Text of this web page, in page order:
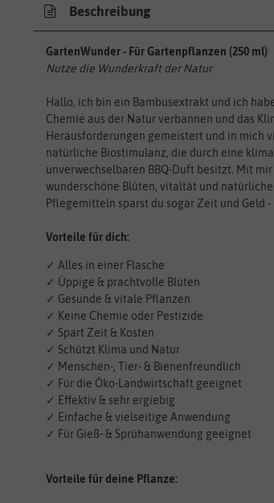
Beschreibung
GartenWunder - Für Gartenpflanzen (250 ml)
Nutze die Wunderkraft der Natur
Hallo, ich bin ein Bambusextrakt und ich
Chemie aus der Natur verbannen und das
Herausforderungen gemeistert und in mich
natürliche Biostimulanz, die durch eine
unverwechselbaren BBQ-Duft besitzt. Mit
wunderschöne Blüten, vitaltät und
Pflegemitteln sparst du sogar Zeit und Geld
Vorteile für dich:
✓ Alles in einer Flasche
✓ Üppige & prachtvolle Blüten
✓ Gesunde & vitale Pflanzen
✓ Keine Chemie oder Pestizide
✓ Spart Zeit & Kosten
✓ Schützt Klima und Natur
✓ Menschen-, Tier- & Bienenfreundlich
✓ Für die Öko-Landwirtschaft geeignet
✓ Effektiv & sehr ergiebig
✓ Einfache & vielseitige Anwendung
✓ Für Gieß- & Sprühanwendung geeignet
Vorteile für deine Pflanze: